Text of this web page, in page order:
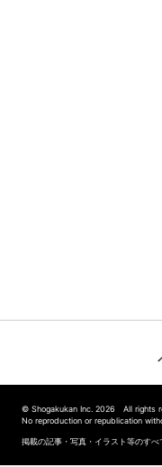
© Shogakukan Inc. 2026 All rights
No reproduction or republication
掲載の記事・写真・イラスト等のすべ